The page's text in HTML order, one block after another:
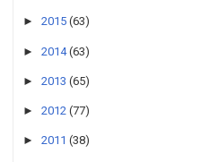
► 2015 (63)
► 2014 (63)
► 2013 (65)
► 2012 (77)
► 2011 (38)